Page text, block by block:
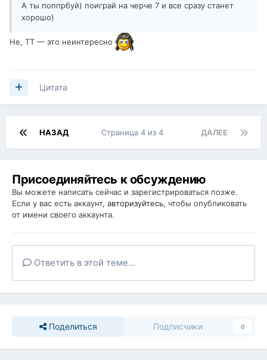
А ты поппрбуй) поиграй на черче 7 и все сразу станет
хорошо)
Не, ТТ — это неинтересно
Цитата
НАЗАД ДАЛЕЕ
Страница 4 из 4
Присоединяйтесь к обсуждению
Вы можете написать сейчас и зарегистрироваться позже.
Если у вас есть аккаунт, авторизуйтесь, чтобы опубликовать
от имени своего аккаунта.
Ответить в этой теме...
Поделиться Подписчики 0